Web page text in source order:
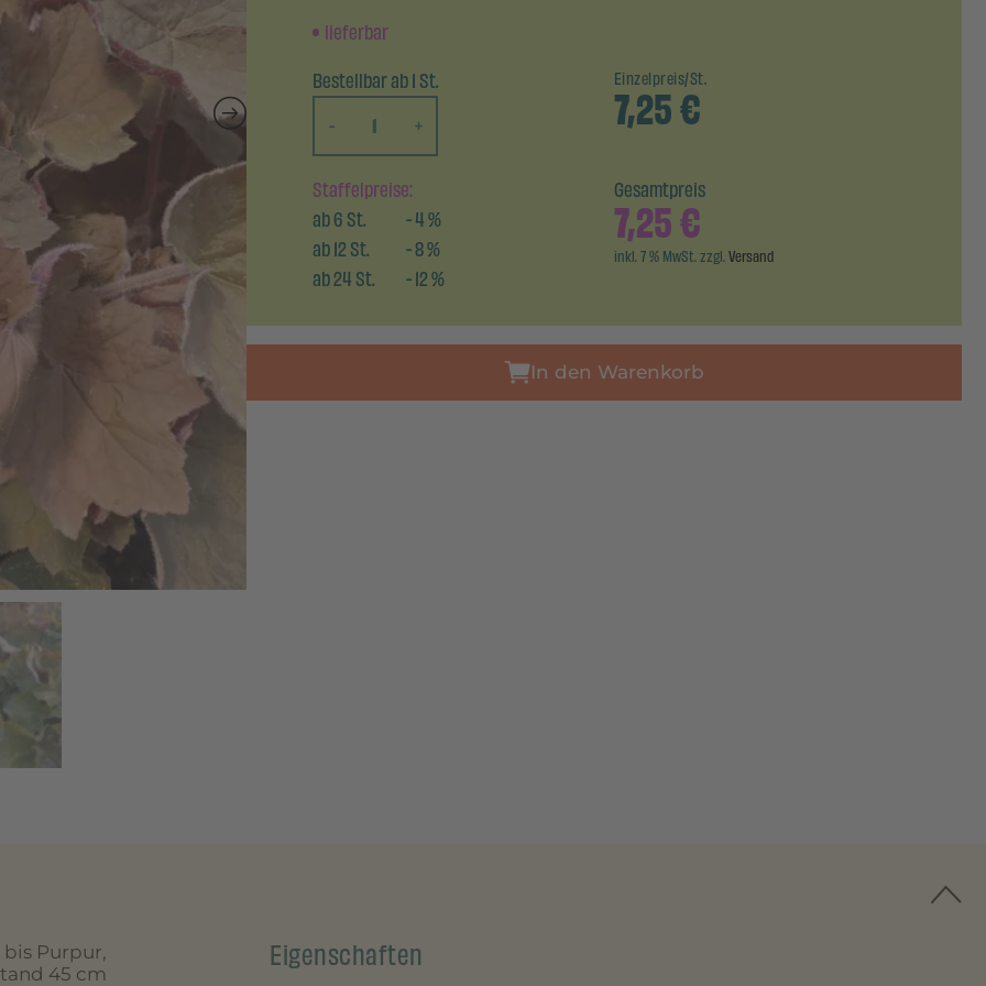
lieferbar
Bestellbar ab 1 St.
-
+
Einzelpreis/St.
7,25€
Staffelpreise:
ab6St. -4%
ab12St. -8%
ab24St. -12%
Gesamtpreis
7,25€
inkl. 7 % MwSt. zzgl.Versand
In den Warenkorb
Purpur,
45 cm
Eigenschaften